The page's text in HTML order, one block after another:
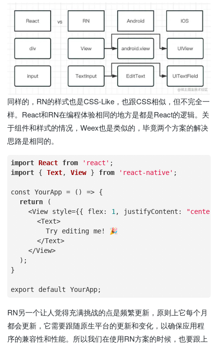
同样的，RN的样式也是CSS-Like，也跟CSS相似，但不完全一
样。React和RN在编程体验相同的地方是都是React的逻辑。关
于组件和样式的情况，Weex也是类似的，毕竟两个方案的解决
思路是相同的。
import React from 'react'
import { Text, View } from 'react-native' ;
const YourApp = () => {
return (
<View style={{ flex: 1, justifyContent: "center"
<Text>
Try editing me!
🎉
</Text>
</View>
);
}
RN另一个让人觉得充满挑战的点是频繁更新，原则上它每个月
都会更新，它需要跟随原生平台的更新和变化，以确保应用程
序的兼容性和性能。所以我们在使用RN方案的时候，也要跟上